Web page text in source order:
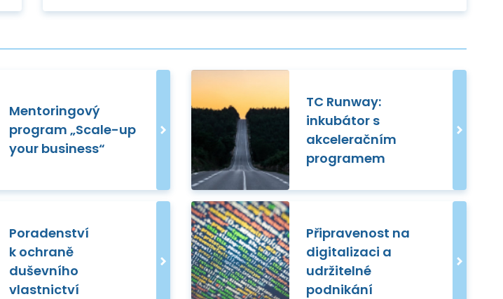
Mentoringový
program „Scale-up
your business“
TC Runway:
inkubátor s
akceleračním
programem
Poradenství
k ochraně
duševního
vlastnictví
Připravenost na
digitalizaci a
udržitelné
podnikání